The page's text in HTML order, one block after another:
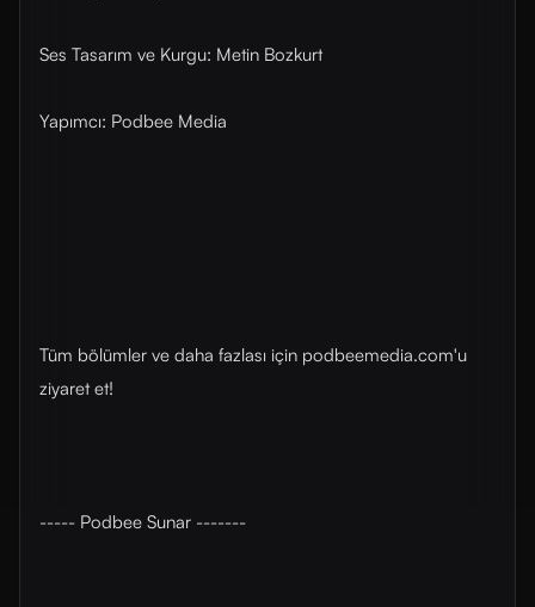
Ses Tasarım ve Kurgu: Metin Bozkurt
Yapımcı: Podbee Media
Tüm bölümler ve daha fazlası için ⁠⁠podbeemedia.com⁠⁠'u
ziyaret et!
----- Podbee Sunar -------